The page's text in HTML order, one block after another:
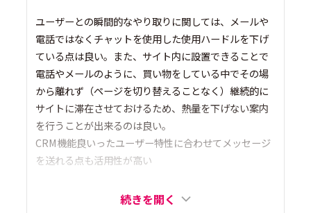
ユーザーとの瞬間的なやり取りに関しては、メールや
電話ではなくチャットを使用した使用ハードルを下げ
ている点は良い。また、サイト内に設置できることで
電話やメールのように、買い物をしている中でその場
から離れず（ページを切り替えることなく）継続的に
サイトに滞在させておけるため、熱量を下げない案内
を行うことが出来るのは良い。
CRM機能良いったユーザー特性に合わせてメッセージ
を送れる点も活用性が高い
続きを開く